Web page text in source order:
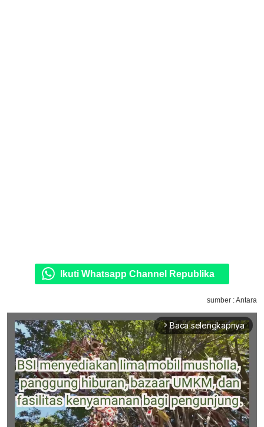
Ikuti Whatsapp Channel Republika
sumber : Antara
arrow_forward_ios Baca selengkapnya